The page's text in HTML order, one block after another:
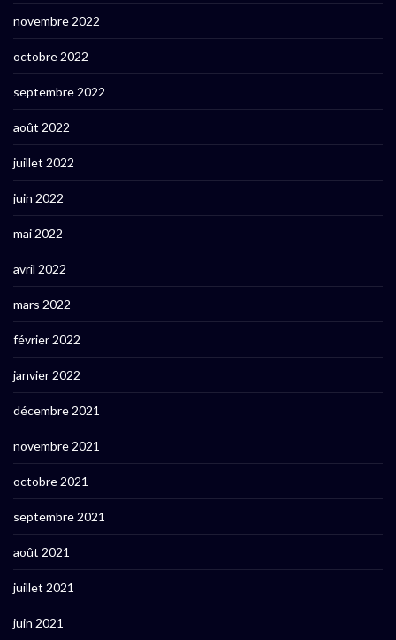
novembre 2022
octobre 2022
septembre 2022
août 2022
juillet 2022
juin 2022
mai 2022
avril 2022
mars 2022
février 2022
janvier 2022
décembre 2021
novembre 2021
octobre 2021
septembre 2021
août 2021
juillet 2021
juin 2021